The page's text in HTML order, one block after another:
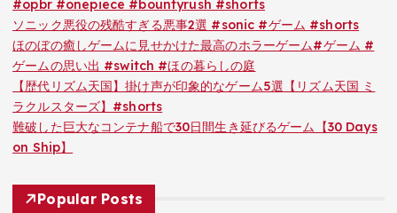
#opbr #onepiece #bountyrush #shorts
ソニック悪役の残酷すぎる悪事2選 #sonic #ゲーム #shorts
ほのぼの癒しゲームに見せかけた最高のホラーゲーム#ゲーム #
ゲームの思い出 #switch #ほの暮らしの庭
【歴代リズム天国】掛け声が印象的なゲーム5選【リズム天国 ミ
ラクルスターズ】#shorts
難破した巨大なコンテナ船で30日間生き延びるゲーム【30 Days
on Ship】
Popular Posts